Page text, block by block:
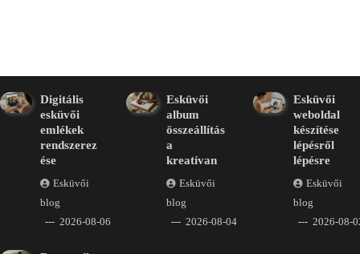
Digitális
esküvői
emlékek
rendszerez
ése
Esküvői
blog
2026-08-06
Esküvői
album
összeállítás
a
kreatívan
Esküvői
blog
2026-08-04
Esküvői
weboldal
készítése
lépésről
lépésre
Esküvői
blog
2026-08-